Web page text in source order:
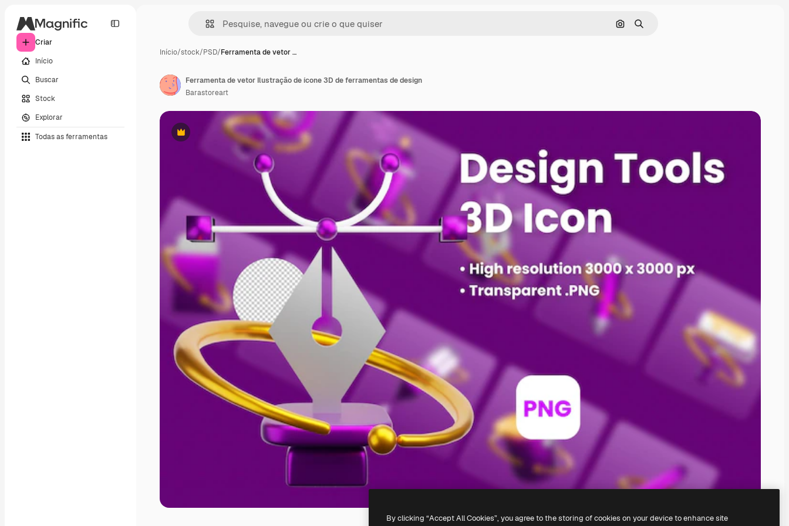
Criar
Início
Buscar
Stock
Explorar
Todas as ferramentas
Pesquisar por imagem
Buscar
Início/stock/PSD/Ferramenta de vetor …
Premium
Ferramenta de vetor Ilustração de ícone 3D de ferramentas de design
Barastoreart
By clicking “Accept All Cookies”, you agree to the storing of cookies on your device to enhance site